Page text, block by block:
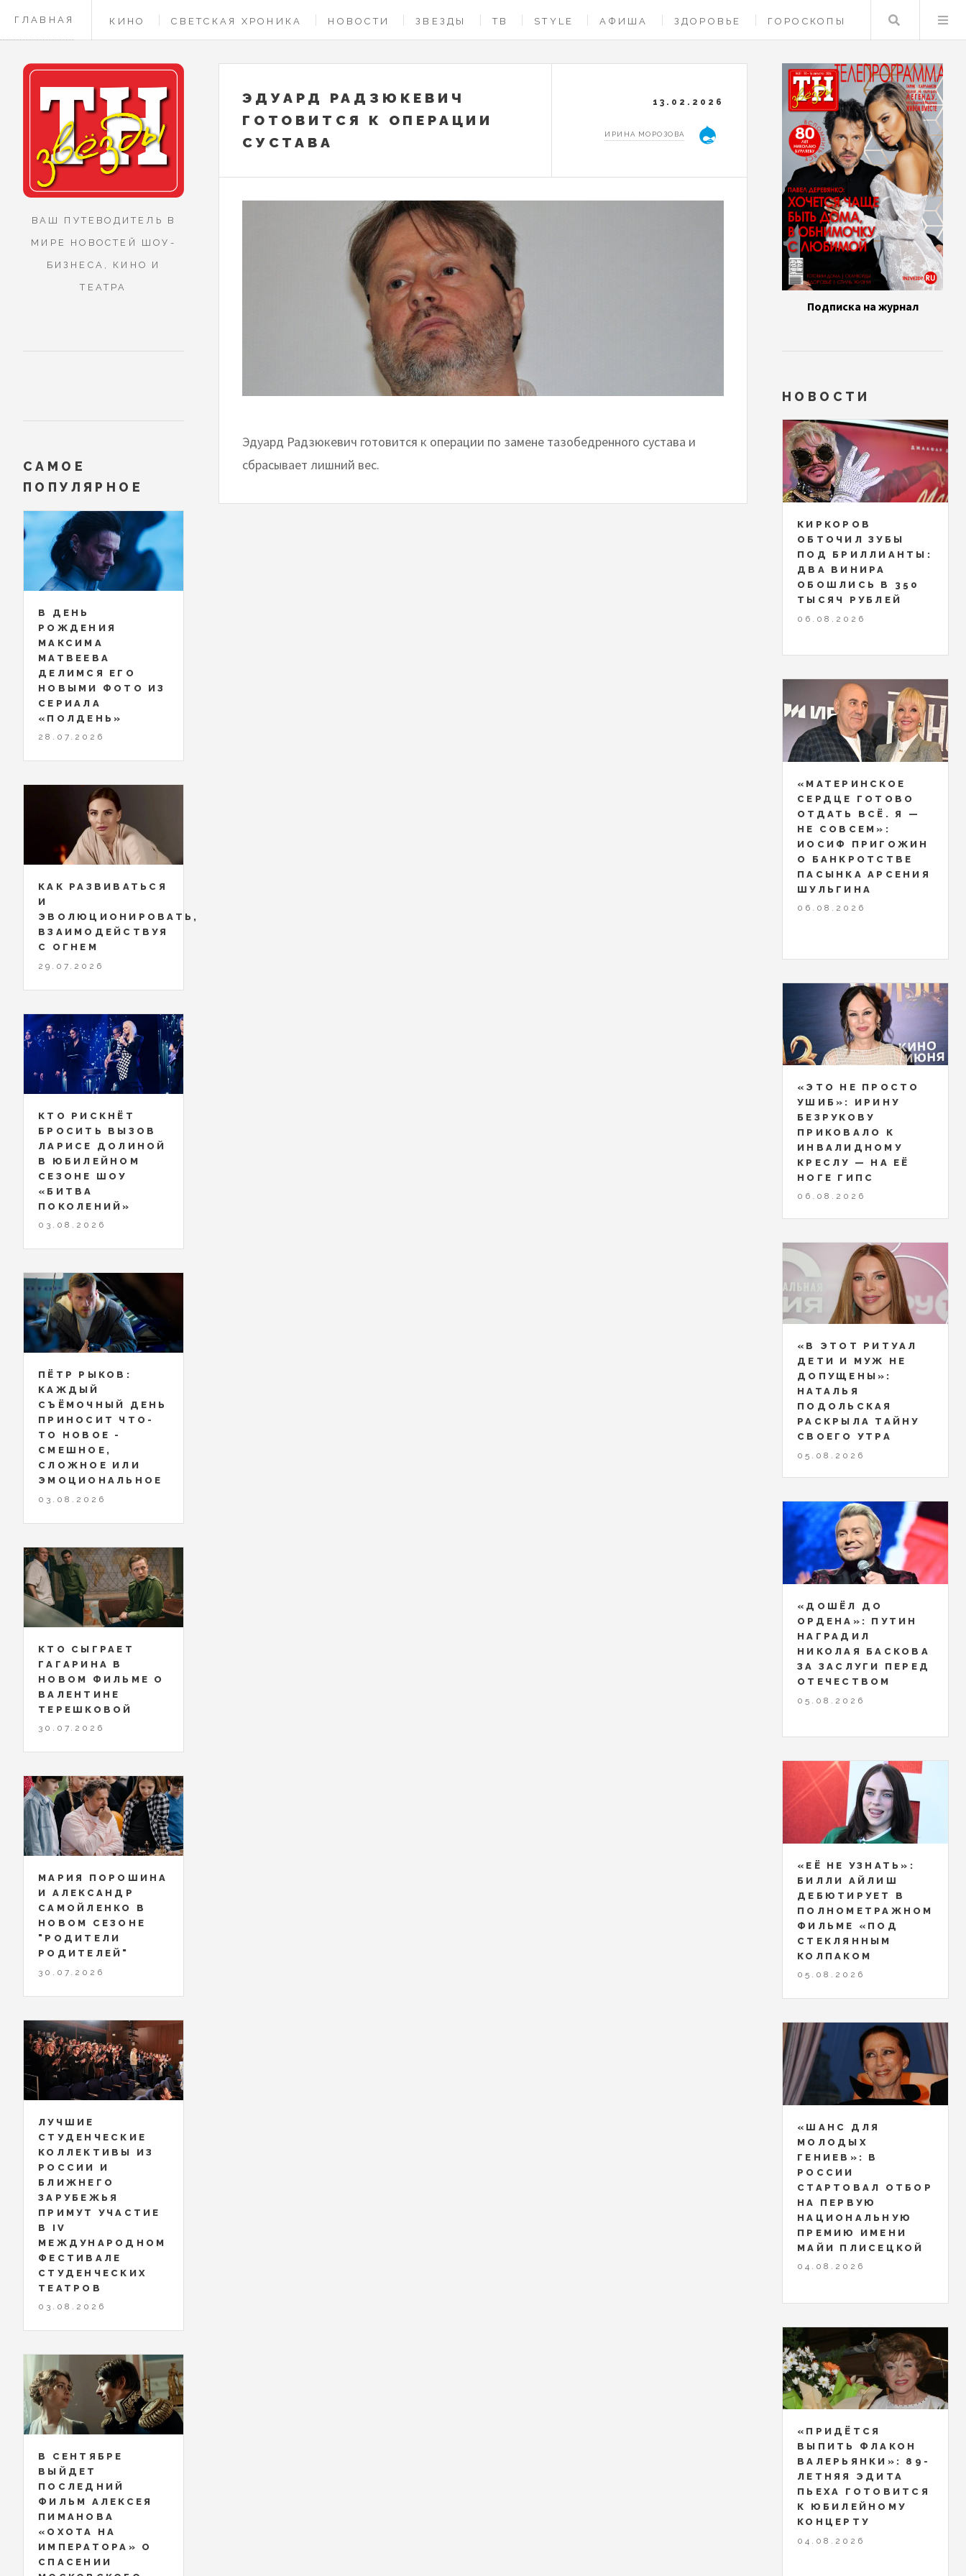
ГЛАВНАЯ КИНО СВЕТСКАЯ ХРОНИКА НОВОСТИ ЗВЕЗДЫ ТВ STYLE АФИША ЗДОРОВЬЕ ГОРОСКОПЫ
КОНТАКТЫ
Поиск
ЭДУАРД РАДЗЮКЕВИЧ
ГОТОВИТСЯ К ОПЕРАЦИИ
СУСТАВА
13.02.2026
ИРИНА МОРОЗОВА
Эдуард Радзюкевич готовится к операции по замене тазобедренного сустава и
сбрасывает лишний вес.
ВАШ ПУТЕВОДИТЕЛЬ В
МИРЕ НОВОСТЕЙ ШОУ-
БИЗНЕСА, КИНО И
ТЕАТРА
САМОЕ
ПОПУЛЯРНОЕ
В ДЕНЬ
РОЖДЕНИЯ
МАКСИМА
МАТВЕЕВА
ДЕЛИМСЯ ЕГО
НОВЫМИ ФОТО ИЗ
СЕРИАЛА
«ПОЛДЕНЬ»
28.07.2026
КАК РАЗВИВАТЬСЯ
И
ЭВОЛЮЦИОНИРОВАТЬ,
ВЗАИМОДЕЙСТВУЯ
С ОГНЕМ
29.07.2026
КТО РИСКНЁТ
БРОСИТЬ ВЫЗОВ
ЛАРИСЕ ДОЛИНОЙ
В ЮБИЛЕЙНОМ
СЕЗОНЕ ШОУ
«БИТВА
ПОКОЛЕНИЙ»
03.08.2026
ПЁТР РЫКОВ:
КАЖДЫЙ
СЪЁМОЧНЫЙ ДЕНЬ
ПРИНОСИТ ЧТО-
ТО НОВОЕ -
СМЕШНОЕ,
СЛОЖНОЕ ИЛИ
ЭМОЦИОНАЛЬНОЕ
03.08.2026
КТО СЫГРАЕТ
ГАГАРИНА В
НОВОМ ФИЛЬМЕ О
ВАЛЕНТИНЕ
ТЕРЕШКОВОЙ
30.07.2026
МАРИЯ ПОРОШИНА
И АЛЕКСАНДР
САМОЙЛЕНКО В
НОВОМ СЕЗОНЕ
"РОДИТЕЛИ
РОДИТЕЛЕЙ"
30.07.2026
ЛУЧШИЕ
СТУДЕНЧЕСКИЕ
КОЛЛЕКТИВЫ ИЗ
РОССИИ И
БЛИЖНЕГО
ЗАРУБЕЖЬЯ
ПРИМУТ УЧАСТИЕ
В IV
МЕЖДУНАРОДНОМ
ФЕСТИВАЛЕ
СТУДЕНЧЕСКИХ
ТЕАТРОВ
03.08.2026
В СЕНТЯБРЕ
ВЫЙДЕТ
ПОСЛЕДНИЙ
ФИЛЬМ АЛЕКСЕЯ
ПИМАНОВА
«ОХОТА НА
ИМПЕРАТОРА» О
СПАСЕНИИ
Подписка на журнал
НОВОСТИ
КИРКОРОВ
ОБТОЧИЛ ЗУБЫ
ПОД БРИЛЛИАНТЫ:
ДВА ВИНИРА
ОБОШЛИСЬ В 350
ТЫСЯЧ РУБЛЕЙ
06.08.2026
«МАТЕРИНСКОЕ
СЕРДЦЕ ГОТОВО
ОТДАТЬ ВСЁ. Я —
НЕ СОВСЕМ»:
ИОСИФ ПРИГОЖИН
О БАНКРОТСТВЕ
ПАСЫНКА АРСЕНИЯ
ШУЛЬГИНА
06.08.2026
«ЭТО НЕ ПРОСТО
УШИБ»: ИРИНУ
БЕЗРУКОВУ
ПРИКОВАЛО К
ИНВАЛИДНОМУ
КРЕСЛУ — НА ЕЁ
НОГЕ ГИПС
06.08.2026
«В ЭТОТ РИТУАЛ
ДЕТИ И МУЖ НЕ
ДОПУЩЕНЫ»:
НАТАЛЬЯ
ПОДОЛЬСКАЯ
РАСКРЫЛА ТАЙНУ
СВОЕГО УТРА
05.08.2026
«ДОШЁЛ ДО
ОРДЕНА»: ПУТИН
НАГРАДИЛ
НИКОЛАЯ БАСКОВА
ЗА ЗАСЛУГИ ПЕРЕД
ОТЕЧЕСТВОМ
05.08.2026
«ЕЁ НЕ УЗНАТЬ»:
БИЛЛИ АЙЛИШ
ДЕБЮТИРУЕТ В
ПОЛНОМЕТРАЖНОМ
ФИЛЬМЕ «ПОД
СТЕКЛЯННЫМ
КОЛПАКОМ
05.08.2026
«ШАНС ДЛЯ
МОЛОДЫХ
ГЕНИЕВ»: В
РОССИИ
СТАРТОВАЛ ОТБОР
НА ПЕРВУЮ
НАЦИОНАЛЬНУЮ
ПРЕМИЮ ИМЕНИ
МАЙИ ПЛИСЕЦКОЙ
04.08.2026
«ПРИДЁТСЯ
ВЫПИТЬ ФЛАКОН
ВАЛЕРЬЯНКИ»: 89-
ЛЕТНЯЯ ЭДИТА
ПЬЕХА ГОТОВИТСЯ
К ЮБИЛЕЙНОМУ
КОНЦЕРТУ
04.08.2026